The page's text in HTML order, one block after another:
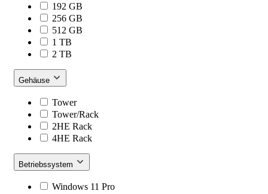
192 GB
256 GB
512 GB
1 TB
2 TB
Gehäuse
Tower
Tower/Rack
2HE Rack
4HE Rack
Betriebssystem
Windows 11 Pro